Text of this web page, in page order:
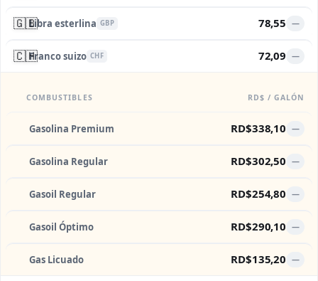
🇬🇧Libra esterlina GBP 78,55 —
🇨🇭Franco suizo CHF 72,09 —
COMBUSTIBLES RD$ / GALÓN
Gasolina Premium RD$338,10 —
Gasolina Regular RD$302,50 —
Gasoil Regular RD$254,80 —
Gasoil Óptimo RD$290,10 —
Gas Licuado RD$135,20 —